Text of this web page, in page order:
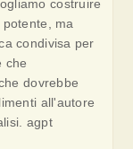
costruire
ma
condivisa per
che
dovrebbe
all'autore
agpt